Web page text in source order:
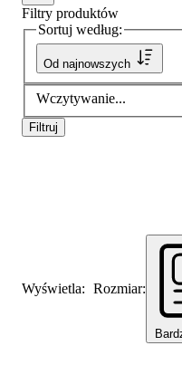
Filtry produktów
Sortuj według:
Od najnowszych
Wczytywanie...
Filtruj
Wyświetla: Rozmiar: